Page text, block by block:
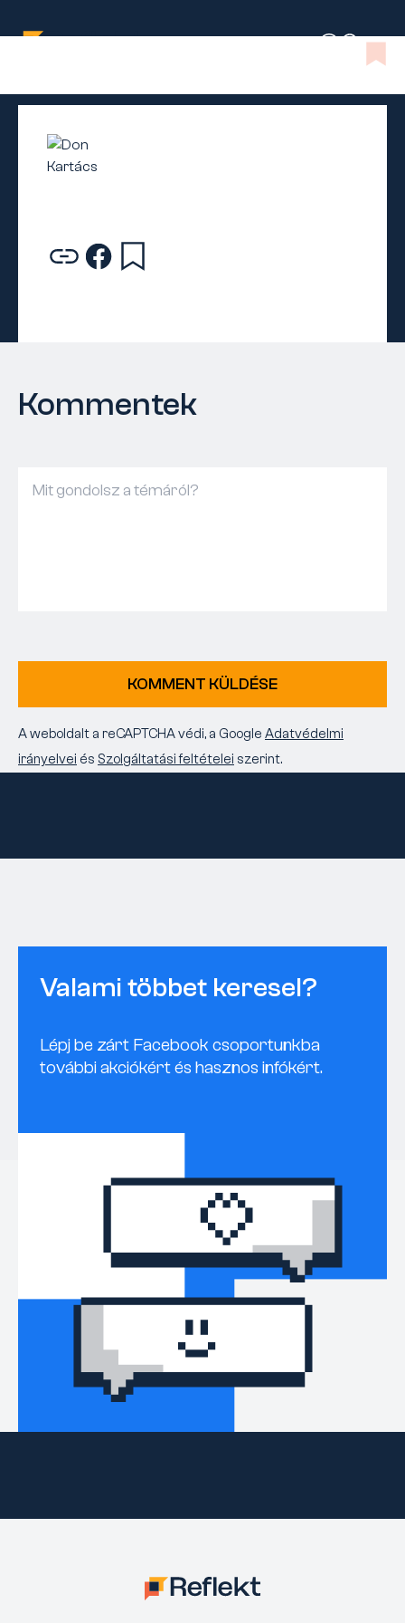
Kommentek
KOMMENT KÜLDÉSE
A weboldalt a reCAPTCHA védi, a Google Adatvédelmi
irányelvei és Szolgáltatási feltételei szerint.
Valami többet keresel?
Lépj be zárt Facebook csoportunkba
további akciókért és hasznos infókért.